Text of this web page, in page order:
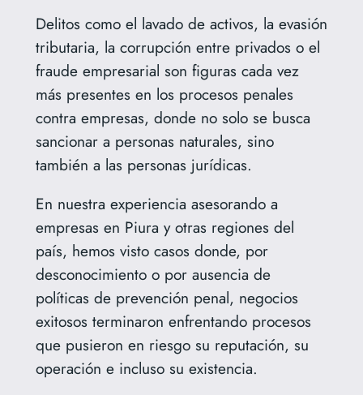
Delitos como el lavado de activos, la evasión
tributaria, la corrupción entre privados o el
fraude empresarial son figuras cada vez
más presentes en los procesos penales
contra empresas, donde no solo se busca
sancionar a personas naturales, sino
también a las personas jurídicas.
En nuestra experiencia asesorando a
empresas en Piura y otras regiones del
país, hemos visto casos donde, por
desconocimiento o por ausencia de
políticas de prevención penal, negocios
exitosos terminaron enfrentando procesos
que pusieron en riesgo su reputación, su
operación e incluso su existencia.